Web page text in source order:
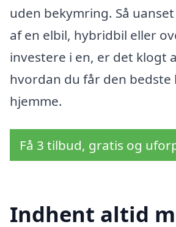
uden bekymring. Så
af en elbil, hybridbil eller
investere i en, er det klogt
hvordan du får den bedste
hjemme.
Få 3 tilbud, gratis og
Indhent altid